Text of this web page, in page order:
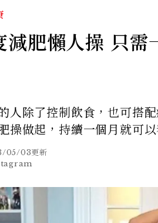
減肥懶人操 只需
人除了控制飲食，也可搭
操做起，持續一個月就可以
05/03更新